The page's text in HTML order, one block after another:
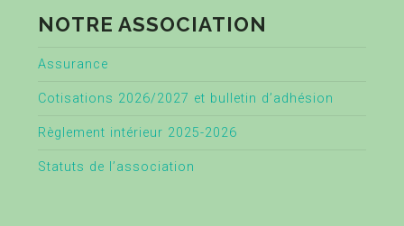
NOTRE ASSOCIATION
Assurance
Cotisations 2026/2027 et bulletin d’adhésion
Règlement intérieur 2025-2026
Statuts de l’association